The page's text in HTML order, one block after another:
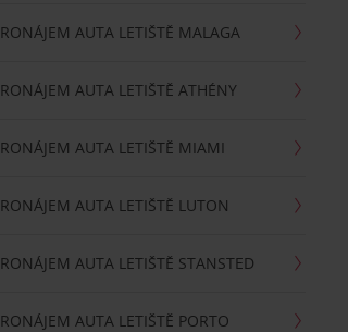
AUTA LETIŠTĚ MALAGA
AUTA LETIŠTĚ ATHÉNY
AUTA LETIŠTĚ MIAMI
AUTA LETIŠTĚ LUTON
AUTA LETIŠTĚ STANSTED
AUTA LETIŠTĚ PORTO